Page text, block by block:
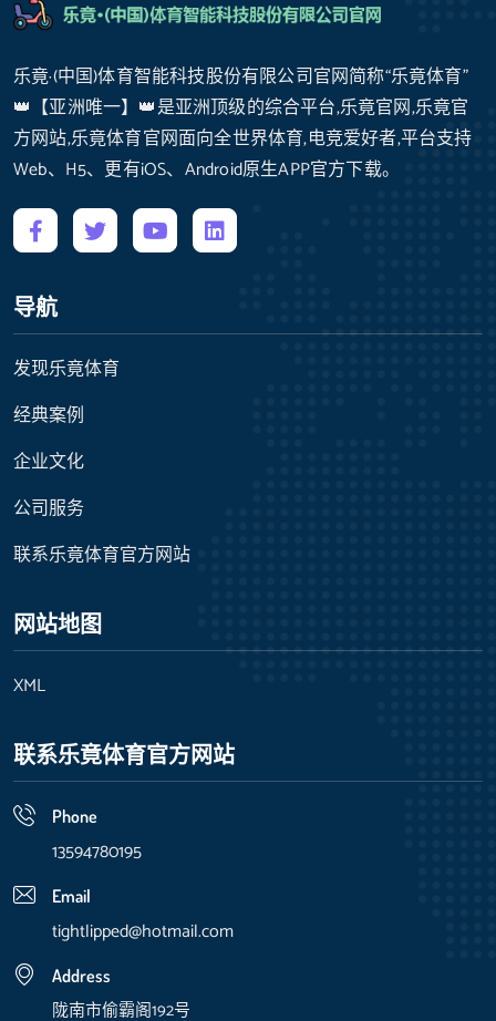
乐竟·(中国)体育智能科技股份有限公司官网简称“乐竟体育”
👑【亚洲唯一】👑是亚洲顶级的综合平台,乐竟官网,乐竟官
方网站,乐竟体育官网面向全世界体育,电竞爱好者,平台支持
Web、H5、更有iOS、Android原生APP官方下载。
导航
发现乐竟体育
经典案例
企业文化
公司服务
联系乐竟体育官方网站
网站地图
XML
联系乐竟体育官方网站
Phone
13594780195
Email
tightlipped@hotmail.com
Address
陇南市偷霸阁192号